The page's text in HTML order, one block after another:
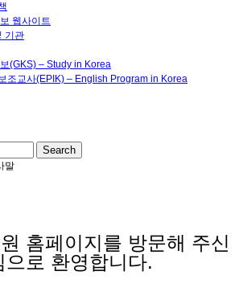
웹사이트
기관
(GKS) – Study in Korea
조교사(EPIK) – English Program in Korea
말
홈페이지를 방문해 주신
으로 환영합니다.